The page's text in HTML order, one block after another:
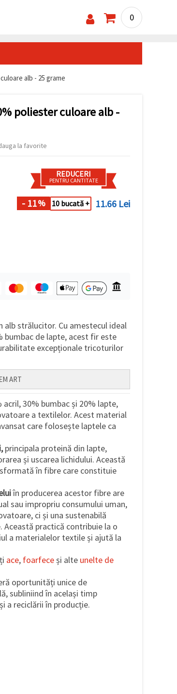
0
alb - 25 grame
poliester culoare alb -
la favorite
REDUCERI
PENTRU CANTITATE
- 11% 10 bucată + 11.66 Lei
strălucitor. Cu amestecul ideal
bumbac de lapte, acest fir este
excepționale tricoturilor
ART
30% bumbac și 20% lapte,
a textilelor. Acest material
care folosește laptele ca
principala proteină din lapte,
și uscarea lichidului. Această
în fibre care constituie
în producerea acestor fibre are
sau impropriu consumului uman,
ci și una sustenabilă
practică contribuie la o
a materialelor textile și ajută la
ace, foarfeceși alte unelte de
oportunități unice de
subliniind în același timp
a reciclării în producție.